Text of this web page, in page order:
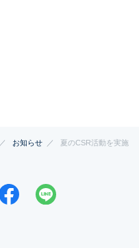
お知らせ 夏のCSR活動を実施